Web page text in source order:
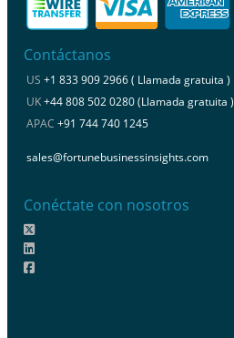
Contáctanos
US +1 833 909 2966 ( Llamada gratuita )
UK+44 808 502 0280 (Llamada gratuita )
APAC +91 744 740 1245
sales@fortunebusinessinsights.com
Conéctate con nosotros